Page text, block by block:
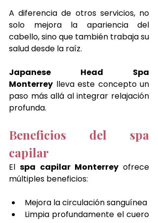
A diferencia de otros servicios, no
solo mejora la apariencia del
cabello, sino que también trabaja su
salud desde la raíz.
Japanese Head Spa
Monterrey lleva este concepto un
paso más allá al integrar relajación
profunda.
Beneficios del spa
capilar
El spa capilar Monterrey ofrece
múltiples beneficios:
Mejora la circulación sanguínea
Limpia profundamente el cuero